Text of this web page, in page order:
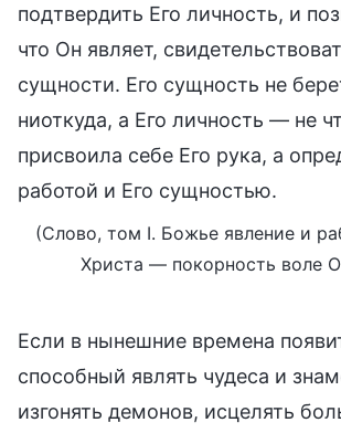
подтвердить Его личность, и
что Он являет,
сущности. Его сущность не
ниоткуда, а Его личность — не
присвоила себе Его рука, а
работой и Его сущностью.
(Слово, том I. Божье явление и
Христа — покорность воле
Если в нынешние времена
способный являть чудеса и
изгонять демонов, исцелять